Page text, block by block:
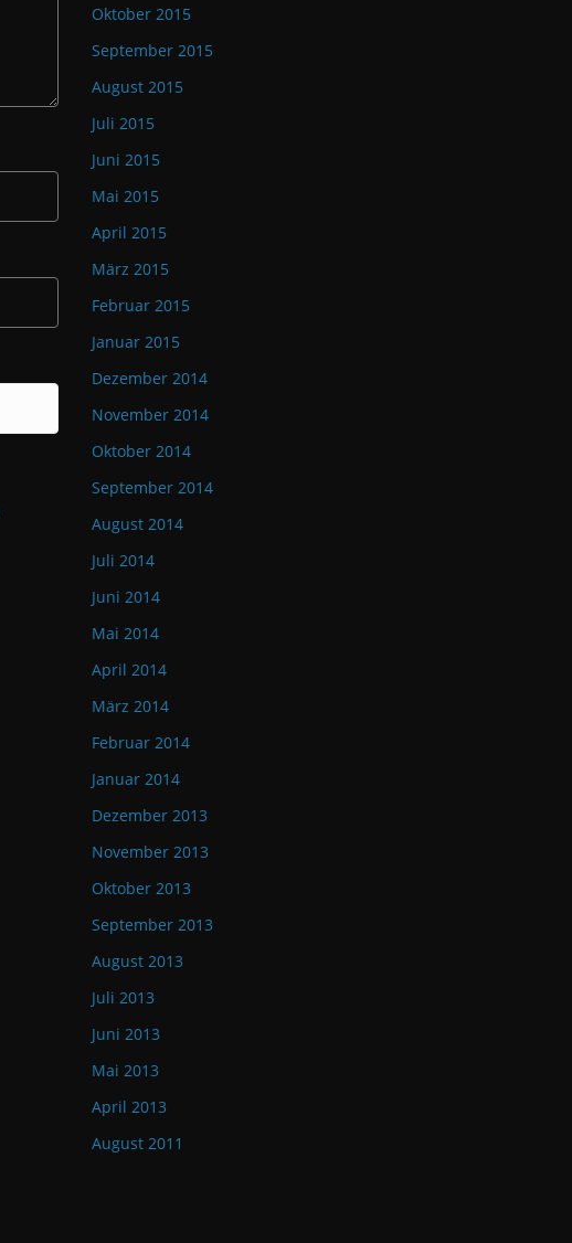
Oktober 2015
September 2015
August 2015
Juli 2015
Juni 2015
Mai 2015
April 2015
März 2015
Februar 2015
Januar 2015
Dezember 2014
November 2014
Oktober 2014
September 2014
August 2014
Juli 2014
Juni 2014
Mai 2014
April 2014
März 2014
Februar 2014
Januar 2014
Dezember 2013
November 2013
Oktober 2013
September 2013
August 2013
Juli 2013
Juni 2013
Mai 2013
April 2013
August 2011